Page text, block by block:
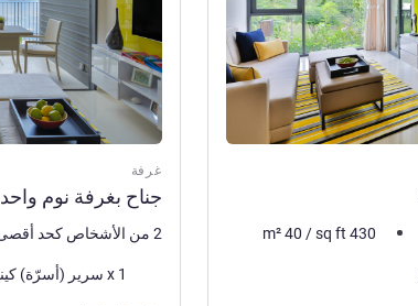
m²40 /sq ft 430
غرفة
جناح بغرفة نوم
2 من الأشخاص كحد أقصى
فرش السرير
1 x سرير (أسرّة) كينج